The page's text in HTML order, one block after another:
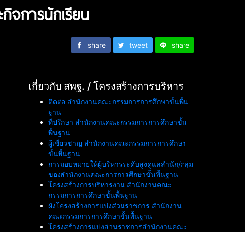
จการนักเรียน
share tweet share
เกี่ยวกับ สพฐ. / โครงสร้างการบริหาร
ติดต่อ สำนักงานคณะกรรมการการศึกษาขั้นพื้น
ฐาน
ที่ปรึกษา สำนักงานคณะกรรมการการศึกษาขั้น
พื้นฐาน
ผู้เชี่ยวชาญ สำนักงานคณะกรรมการการศึกษา
ขั้นพื้นฐาน
การมอบหมายให้ผู้บริหารระดับสูงดูแลสำนัก/กลุ่ม
ของสำนักงานคณะการการศึกษาขั้นพื้นฐาน
โครงสร้างการบริหารงาน สำนักงานคณะ
กรรมการการศึกษาขั้นพื้นฐาน
ผังโครงสร้างการแบ่งส่วนราชการ สำนักงาน
คณะกรรมการการศึกษาขั้นพื้นฐาน
โครงสร้างการแบ่งส่วนราชการสำนักงานคณะ